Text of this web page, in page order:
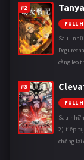
#2
FULL
Sau
càng leo
#3
FULL
Sau
2) tiếp
chống lại